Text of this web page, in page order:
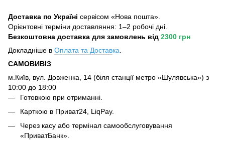
Доставка по Україні сервісом «Нова пошта».
Орієнтовні терміни доставляння: 1–2 робочі дні.
Безкоштовна доставка для замовлень від 2300 грн
Докладніше в Оплата та Доставка
САМОВИВІЗ
м.Київ, вул. Довженка, 14 (біля станції метро «Шулявська») з
10:00 до 18:00
Готовкою при отриманні.
Карткою в Приват24, LiqPay.
Через касу або термінал самообслуговування
«ПриватБанк».